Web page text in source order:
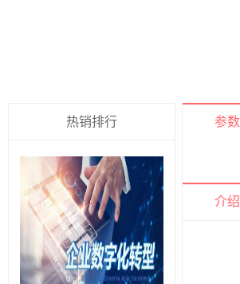
热销排行 参数
介绍